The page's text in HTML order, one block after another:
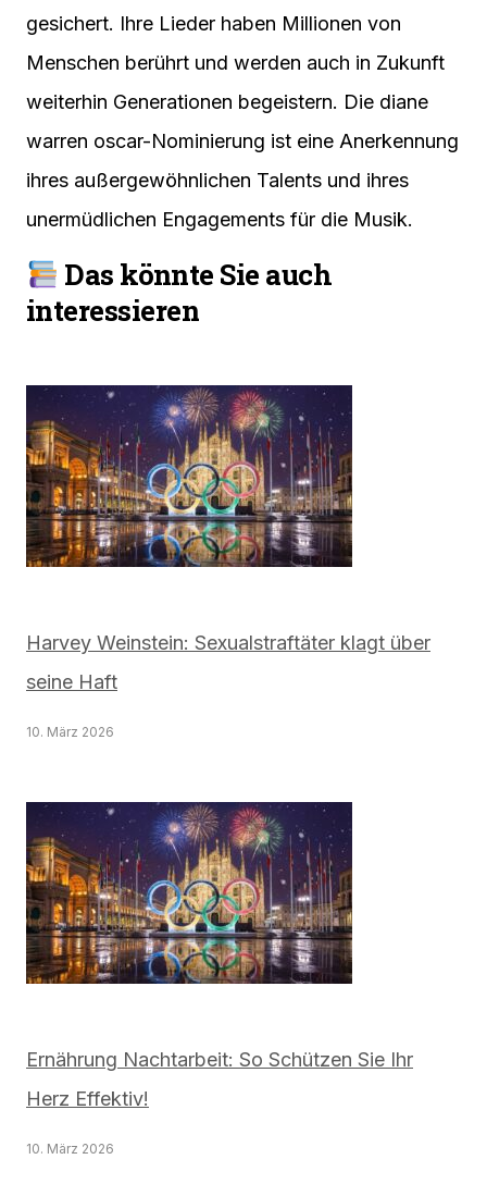
gesichert. Ihre Lieder haben Millionen von
Menschen berührt und werden auch in Zukunft
weiterhin Generationen begeistern. Die diane
warren oscar-Nominierung ist eine Anerkennung
ihres außergewöhnlichen Talents und ihres
unermüdlichen Engagements für die Musik.
Das könnte Sie auch
interessieren
Harvey Weinstein: Sexualstraftäter klagt über
seine Haft
10. März 2026
Ernährung Nachtarbeit: So Schützen Sie Ihr
Herz Effektiv!
10. März 2026